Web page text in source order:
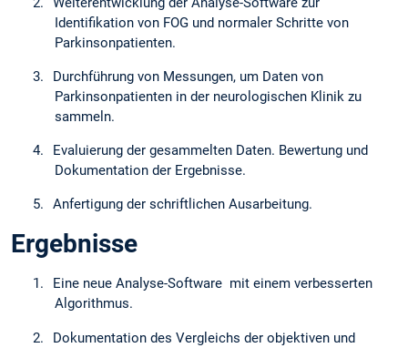
Identifikation von FOG und normaler Schritte von
Parkinsonpatienten.
3.
Durchführung von Messungen, um Daten von
Parkinsonpatienten in der neurologischen Klinik zu
sammeln.
4.
Evaluierung der gesammelten Daten. Bewertung und
Dokumentation der Ergebnisse.
5. Anfertigung der schriftlichen Ausarbeitung.
Ergebnisse
1.
Eine neue Analyse-Software mit einem verbesserten
Algorithmus.
2.
Dokumentation des Vergleichs der objektiven und